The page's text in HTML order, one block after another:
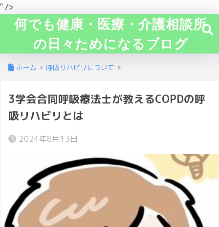
" />
何でも健康・医療・介護相談所
の日々ためになるブログ
ホーム 呼吸リハビリについて
3学会合同呼吸療法士が教えるCOPDの呼
吸リハビリとは
2024年8月13日